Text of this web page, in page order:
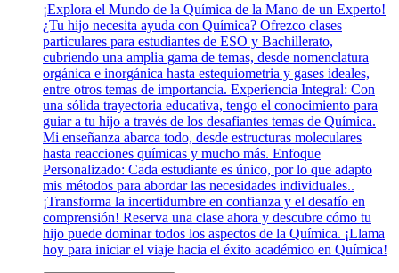
¡Explora el Mundo de la Química de la Mano de un Experto!
¿Tu hijo necesita ayuda con Química? Ofrezco clases
particulares para estudiantes de ESO y Bachillerato,
cubriendo una amplia gama de temas, desde nomenclatura
orgánica e inorgánica hasta estequiometria y gases ideales,
entre otros temas de importancia. Experiencia Integral: Con
una sólida trayectoria educativa, tengo el conocimiento para
guiar a tu hijo a través de los desafiantes temas de Química.
Mi enseñanza abarca todo, desde estructuras moleculares
hasta reacciones químicas y mucho más. Enfoque
Personalizado: Cada estudiante es único, por lo que adapto
mis métodos para abordar las necesidades individuales..
¡Transforma la incertidumbre en confianza y el desafío en
comprensión! Reserva una clase ahora y descubre cómo tu
hijo puede dominar todos los aspectos de la Química. ¡Llama
hoy para iniciar el viaje hacia el éxito académico en Química!